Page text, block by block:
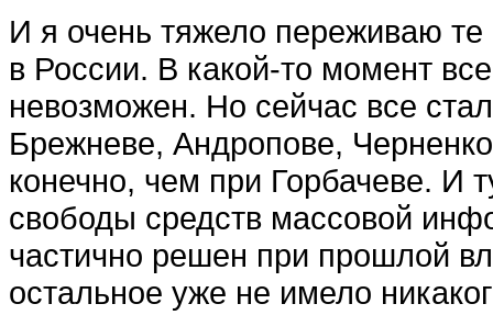
И я очень тяжело переживаю
в России. В какой-то момент
невозможен. Но сейчас все
Брежневе, Андропове,
конечно, чем при Горбачеве. И
свободы средств массовой
частично решен при прошлой
остальное уже не имело